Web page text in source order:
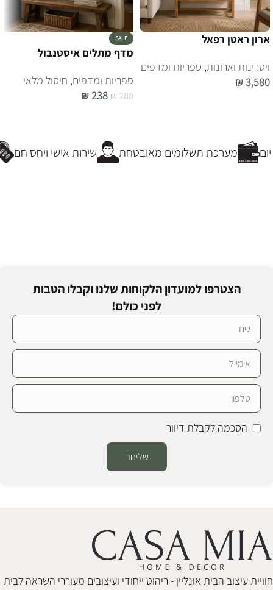
ארון ראטן רפאל
ויטרינות וארונות, ספריות ומדפים
₪3,580
SALE
מדף מתלים איסטנבול
ספריות ומדפים, חיסול מלאי
₪288
₪238
שירות אישי ויחס חם מערכת תשלומים מאובטחת
הצטרפו למועדון הלקוחות שלנו וקבלו הטבות
לפני כולם!
הסכמה לקבלת דיוור
שליחה
חוויית עיצוב הבית אונליין - ריהוט ייחודי ועיצובים מעוררי השראה לבית